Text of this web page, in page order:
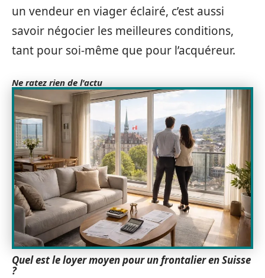
un vendeur en viager éclairé, c’est aussi
savoir négocier les meilleures conditions,
tant pour soi-même que pour l’acquéreur.
Ne ratez rien de l'actu
Quel est le loyer moyen pour un frontalier en Suisse
?